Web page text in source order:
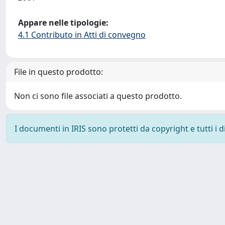
Appare nelle tipologie:
4.1 Contributo in Atti di convegno
File in questo prodotto:
Non ci sono file associati a questo prodotto.
I documenti in IRIS sono protetti da copyright e tutti i